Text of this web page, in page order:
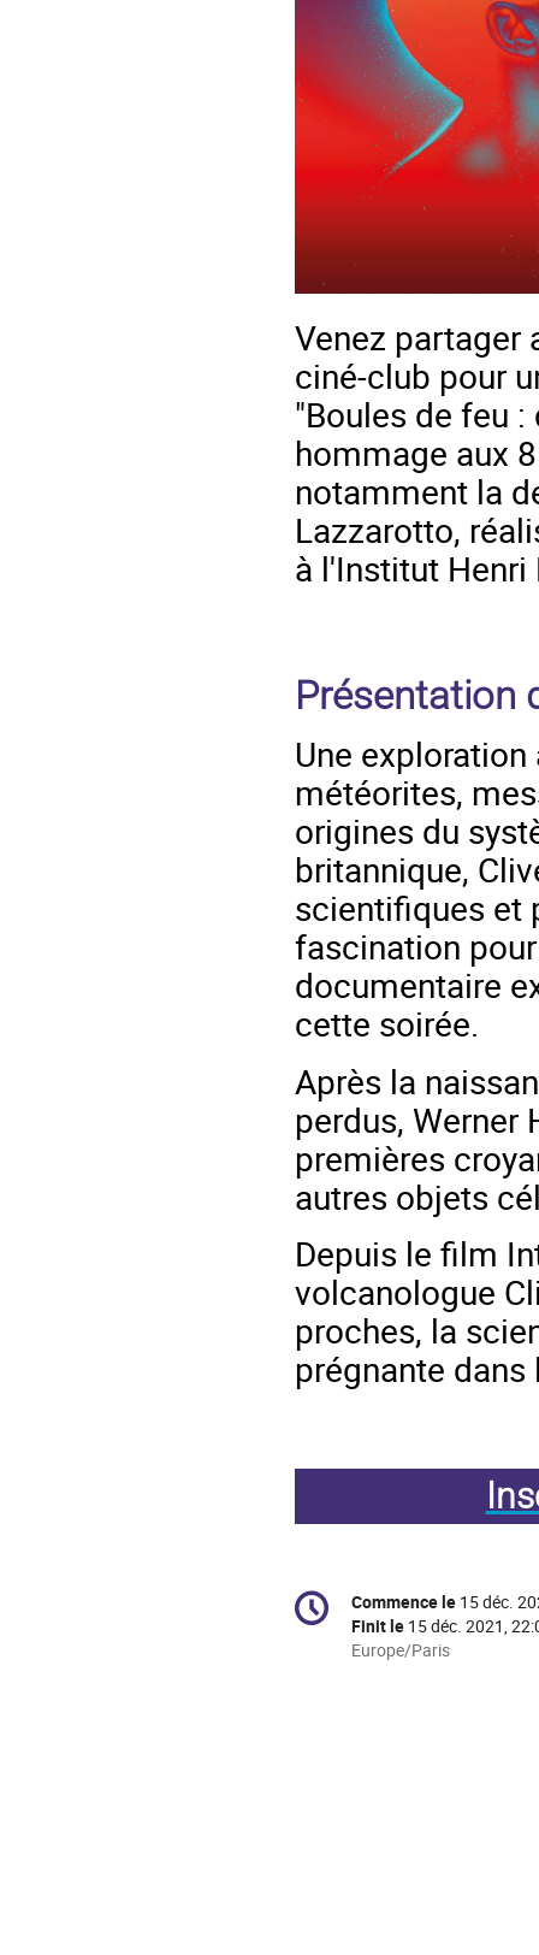
Venez partager
ciné-club pour
"Boules de feu
hommage aux
notamment la
Lazzarotto,
à l'Institut Henri
Présentation
Une
météorites,
origines du
britannique,
scientifiques et
fascination
documentaire
cette soirée.
Après la
perdus, Werner
premières
autres objets
Depuis le film
volcanologue
proches, la
prégnante
Information
de
Date/Heure
Commence le 15 déc.
Finit le 15 déc. 2021,
Toutes
Europe/Paris